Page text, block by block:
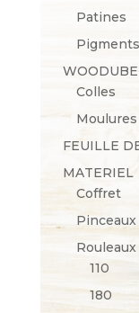
Patines
Pigments
Colles
Moulures
FEUILLE
MATERIEL
Coffret
Pinceaux
Rouleaux
110
180